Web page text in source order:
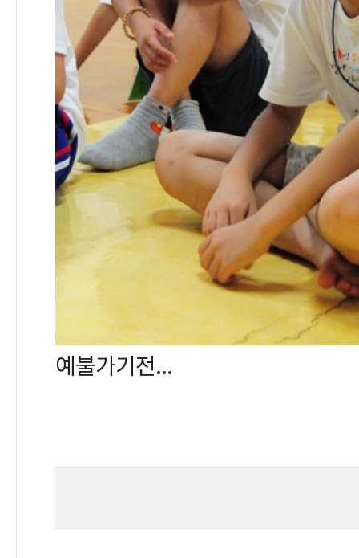
예불가기전...